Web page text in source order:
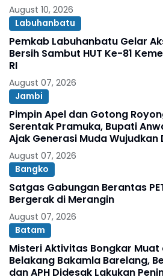
August 10, 2026
Labuhanbatu
Pemkab Labuhanbatu Gelar
Bersih Sambut HUT Ke-81
RI
August 07, 2026
Jambi
Pimpin Apel dan Gotong
Serentak Pramuka, Bupati
Ajak Generasi Muda Wujudkan
Darma Melalui Aksi Nyata Peduli
Lingkungan
August 07, 2026
Bangko
Satgas Gabungan Berantas
Bergerak di Merangin
August 07, 2026
Batam
Misteri Aktivitas Bongkar Muat
Belakang Bakamla Barelang,
dan APH Didesak Lakukan